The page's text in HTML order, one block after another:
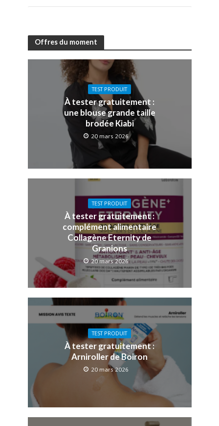
Offres du moment
TEST PRODUIT
À tester gratuitement :
une blouse grande taille
brodée Kiabi
20 mars 2026
TEST PRODUIT
À tester gratuitement :
complément alimentaire
Collagène Eternity de
Granions
20 mars 2026
TEST PRODUIT
À tester gratuitement :
Arniroller de Boiron
20 mars 2026